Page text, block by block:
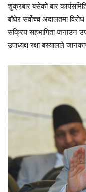
शुक्रबार बसेको बार
बाँधेर सर्वोच्च अदालतमा
सक्रिय सहभागिता जनाउन
उपाध्यक्ष रक्षा बस्यालले